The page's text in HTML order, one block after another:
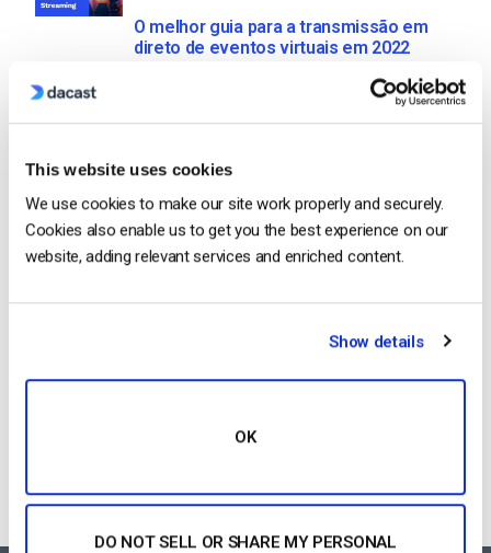
This website uses cookies
We use cookies to make our site work properly and securely.
Cookies also enable us to get you the best experience on our
website, adding relevant services and enriched content.
Show details
OK
DO NOT SELL OR SHARE MY PERSONAL
O melhor guia para a transmissão em
direto de eventos virtuais em 2022
Como transmitir conferências e
reuniões virtuais em direto [2021
Update]
by Emily Krings